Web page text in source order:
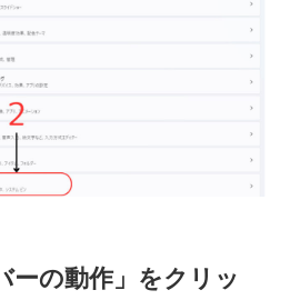
ーの動作」をクリッ